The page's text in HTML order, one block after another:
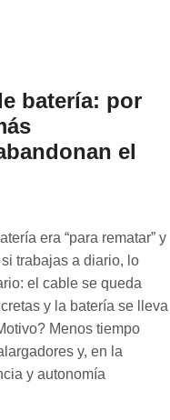
batería: por
el
era “para rematar” y
trabajas a diario, lo
el cable se queda
y la batería se lleva
Menos tiempo
y, en la
y autonomía